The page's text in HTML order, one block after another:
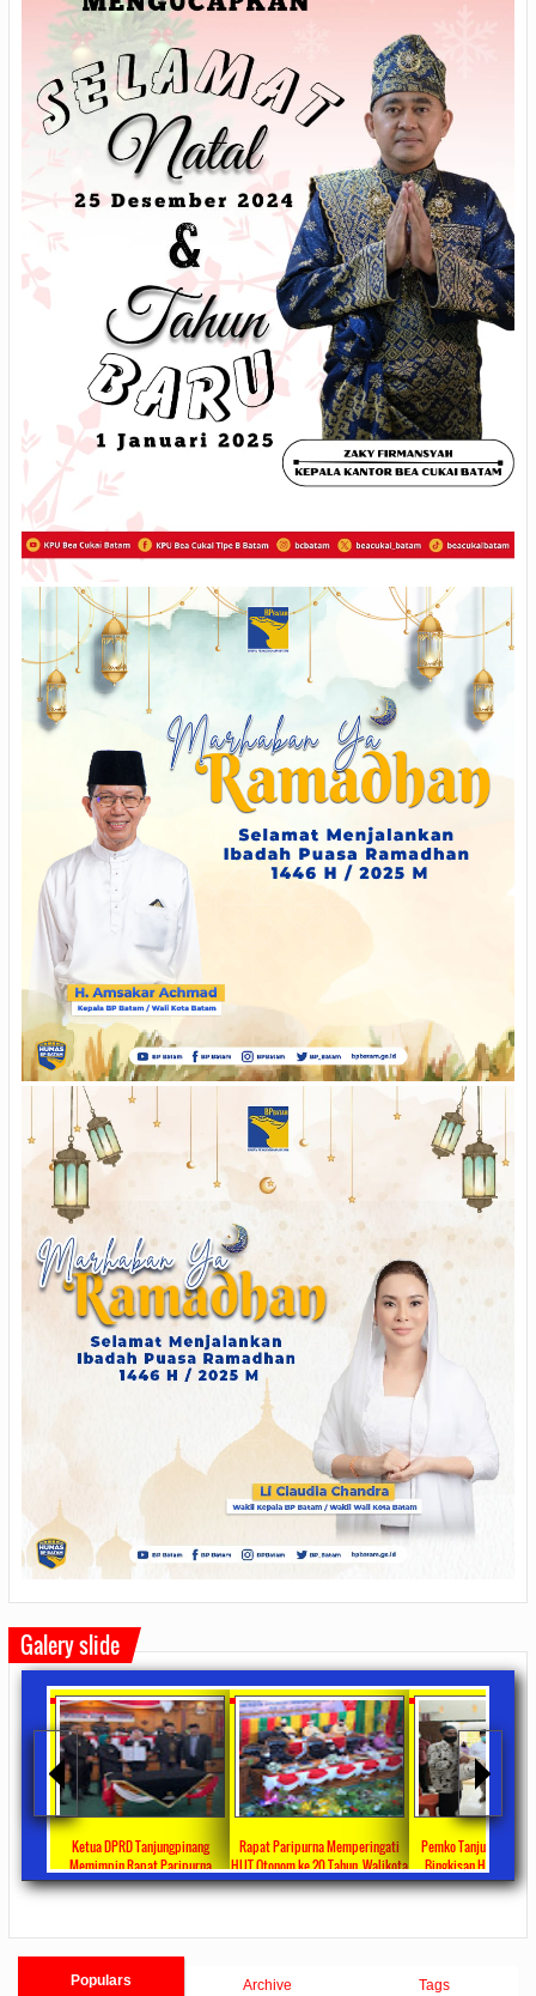
Galery slide
Ketua DPRD Tanjungpinang
Memimpin Rapat Paripurna
Pengesahan Ranperda Perubahan
Rapat Paripurna Memperingati
HUT Otonom ke 20 Tahun, Walikota
Rahma Paparkan Capaian
Pemko Tanjung Pinang Bagikan
Bingkisan Hari Raya Idul Fitri
Untuk Masyarakat Penerima
Populars Archive Tags